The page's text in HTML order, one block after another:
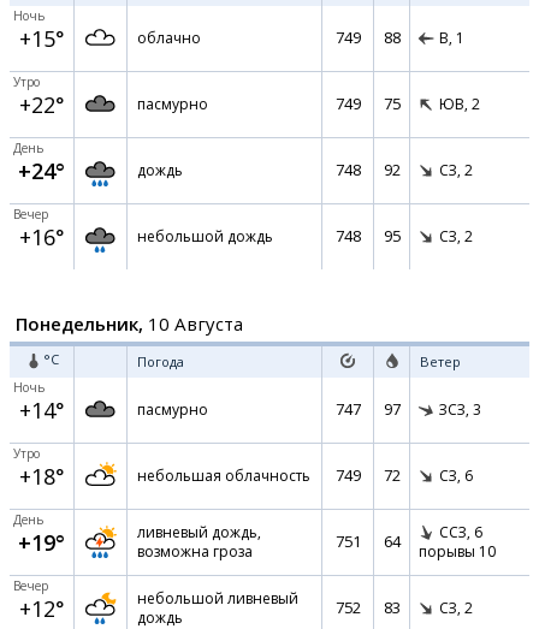
Ночь
+15° облачно 749 88 В, 1
Утро
+22° пасмурно 749 75 ЮВ, 2
День
+24° дождь 748 92 СЗ, 2
Вечер
+16° небольшой дождь 748 95 СЗ, 2
Понедельник, 10 Августа
°C Погода Ветер
Ночь
+14° пасмурно 747 97 ЗСЗ, 3
Утро
+18° небольшая облачность 749 72 СЗ, 6
День
+19°
ливневый дождь,
возможна гроза
751 64 ССЗ, 6
порывы 10
Вечер
+12°
небольшой ливневый
дождь
752 83 СЗ, 2